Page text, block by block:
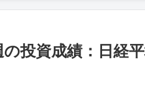
の投資成績：日経